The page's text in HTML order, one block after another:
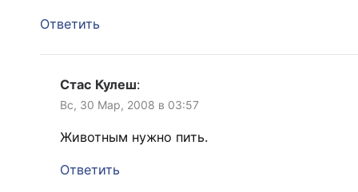
Ответить
Стас Кулеш:
Вс, 30 Мар, 2008 в 03:57
Животным нужно пить.
Ответить